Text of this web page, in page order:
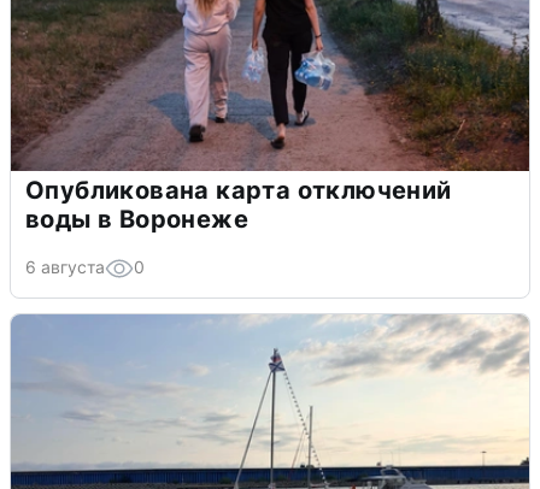
Опубликована карта отключений
воды в Воронеже
6 августа 0